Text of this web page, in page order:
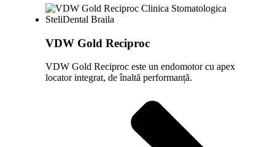
VDW Gold Reciproc
VDW Gold Reciproc este un endomotor cu apex
locator integrat, de înaltă performanță.